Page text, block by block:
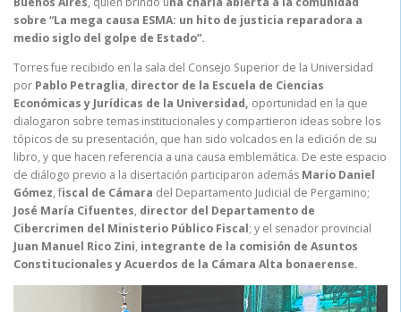
sobre “La mega causa ESMA: un hito de justicia reparadora a
medio siglo del golpe de Estado”.
Torres fue recibido en la sala del Consejo Superior de la Universidad
por Pablo Petraglia, director de la Escuela de Ciencias
Económicas y Jurídicas de la Universidad, oportunidad en la que
dialogaron sobre temas institucionales y compartieron ideas sobre los
tópicos de su presentación, que han sido volcados en la edición de su
libro, y que hacen referencia a una causa emblemática. De este espacio
de diálogo previo a la disertación participaron además Mario Daniel
Gómez, fiscal de Cámara del Departamento Judicial de Pergamino;
José María Cifuentes, director del Departamento de
Cibercrimen del Ministerio Público Fiscal; y el senador provincial
Juan Manuel Rico Zini, integrante de la comisión de Asuntos
Constitucionales y Acuerdos de la Cámara Alta bonaerense.